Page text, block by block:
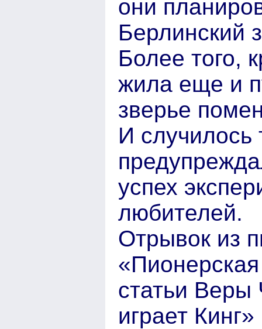
они
Берлинский
Более того,
жила еще и
зверье
И случилось
успех
любителей.
Отрывок из
статьи Веры
играет Кинг»